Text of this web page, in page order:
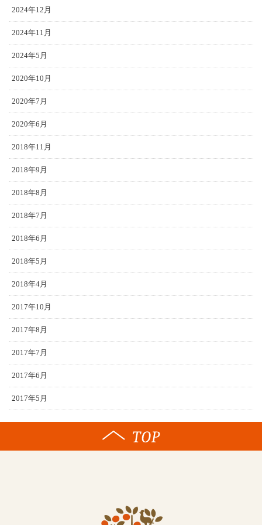
2024年12月
2024年11月
2024年5月
2020年10月
2020年7月
2020年6月
2018年11月
2018年9月
2018年8月
2018年7月
2018年6月
2018年5月
2018年4月
2017年10月
2017年8月
2017年7月
2017年6月
2017年5月